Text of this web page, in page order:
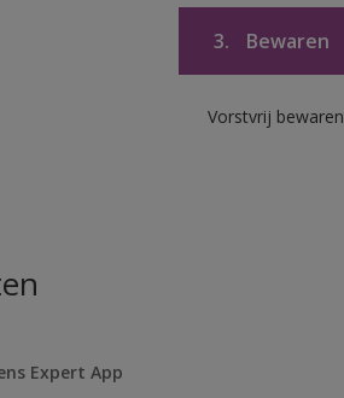
3. Bewaren
Vorstvrij bewaren
Expert App